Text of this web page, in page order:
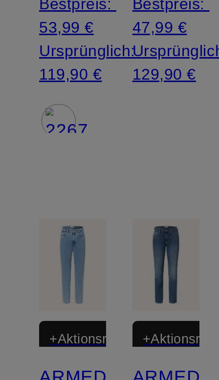
Bestpreis:
53,99 €
Ursprünglich:
119,90 €
Bestpreis:
47,99 €
129,90 €
+Aktionsrabatt